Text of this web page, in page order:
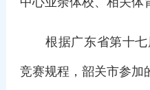
根据广东省第十七
竞赛规程，韶关市参加